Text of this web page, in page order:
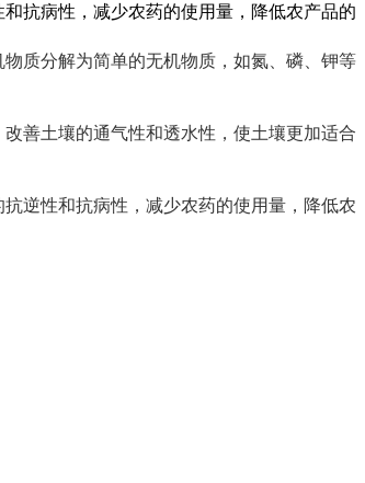
抗病性，减少农药的使用量，降低农产品的
质分解为简单的无机物质，如氮、磷、钾等
善土壤的通气性和透水性，使土壤更加适合
逆性和抗病性，减少农药的使用量，降低农